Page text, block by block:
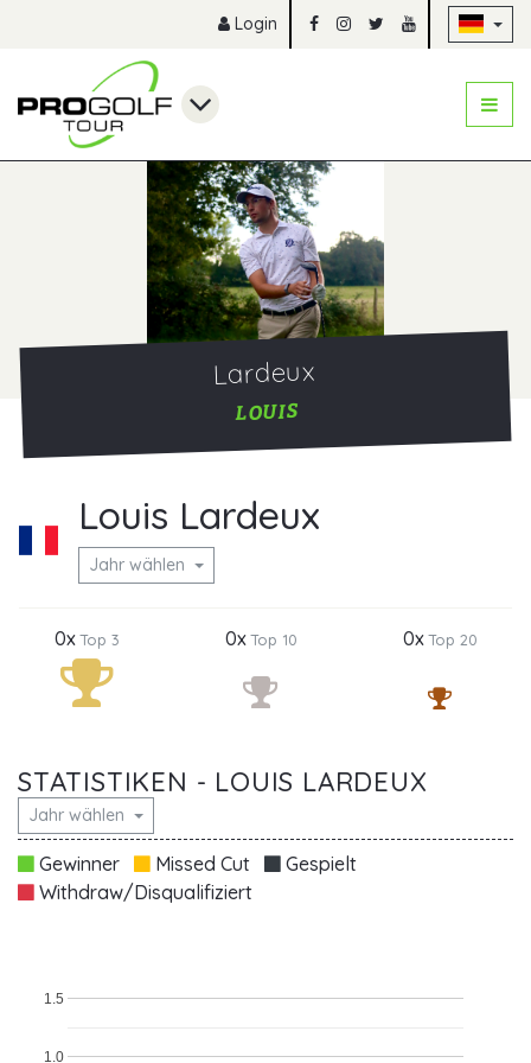
Login
Lardeux
LOUIS
Louis Lardeux
Jahr wählen
0xTop 3 0xTop 10 0xTop 20
STATISTIKEN - LOUIS LARDEUX
Jahr wählen
Gewinner Missed Cut
Gespielt
Withdraw/Disqualifiziert
1.0
1.5